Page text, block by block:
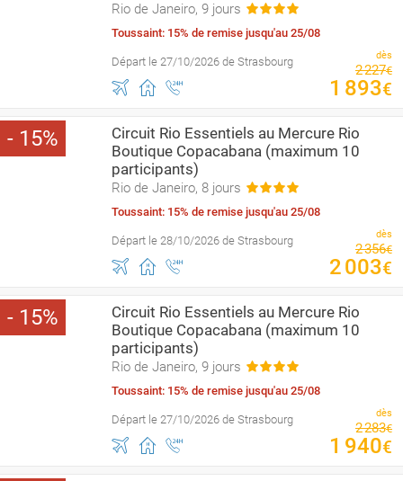
Rio de Janeiro, 9 jours
Toussaint: 15% de remise jusqu'au 25/08
Départ le 27/10/2026 de Strasbourg dès
2227€
1 893€
15
Circuit Rio Essentiels au Mercure Rio
Boutique Copacabana (maximum 10
participants)
Rio de Janeiro, 8 jours
Toussaint: 15% de remise jusqu'au 25/08
Départ le 28/10/2026 de Strasbourg dès
2356€
2003€
15
Circuit Rio Essentiels au Mercure Rio
Boutique Copacabana (maximum 10
participants)
Rio de Janeiro, 9 jours
Toussaint: 15% de remise jusqu'au 25/08
Départ le 27/10/2026 de Strasbourg dès
2283€
1 940€